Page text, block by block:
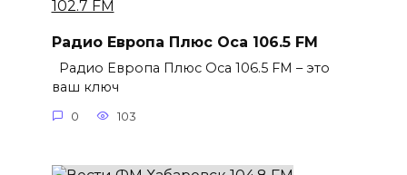
Радио Европа Плюс Оса 106.5 FM
Радио Европа Плюс Оса 106.5 FM – это
ваш ключ
0 103